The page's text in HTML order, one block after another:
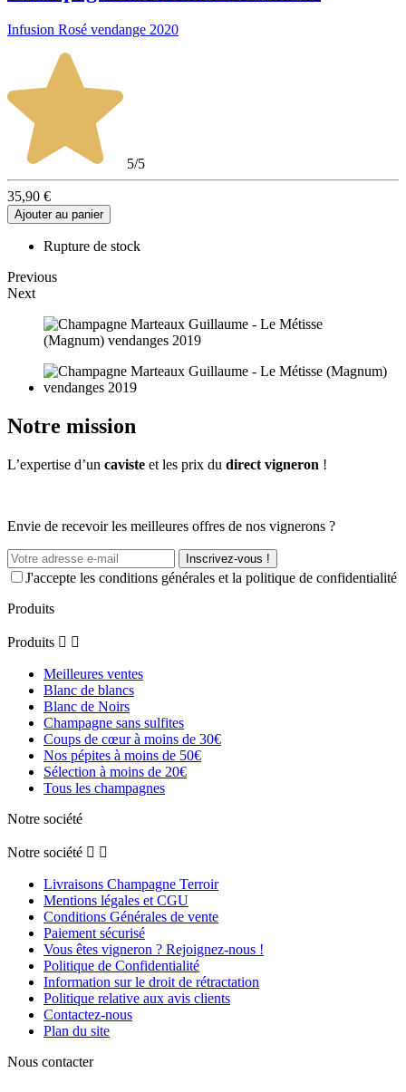
Infusion Rosé vendange 2020
5/5
35,90 €
Ajouter au panier
Rupture de stock
Previous
Next
Notre mission
L’expertise d’un caviste et les prix du direct vigneron !
Envie de recevoir les meilleures offres de nos vignerons ?
Inscrivez-vous !
J'accepte les conditions générales et la politique de confidentialité
Produits
Produits  
Meilleures ventes
Blanc de blancs
Blanc de Noirs
Champagne sans sulfites
Coups de cœur à moins de 30€
Nos pépites à moins de 50€
Sélection à moins de 20€
Tous les champagnes
Notre société
Notre société  
Livraisons Champagne Terroir
Mentions légales et CGU
Conditions Générales de vente
Paiement sécurisé
Vous êtes vigneron ? Rejoignez-nous !
Politique de Confidentialité
Information sur le droit de rétractation
Politique relative aux avis clients
Contactez-nous
Plan du site
Nous contacter